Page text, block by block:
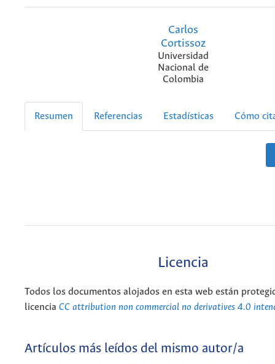
Carlos
Cortissoz
Universidad
Nacional de
Colombia
Resumen Referencias Estadísticas Cómo
Licencia
Todos los documentos alojados en esta web están
licencia CC attribution non commercial no derivatives 4.0
Artículos más leídos del mismo autor/a